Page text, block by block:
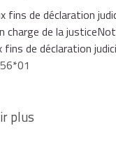
fins de déclaration
charge de la
fins de déclaration
plus